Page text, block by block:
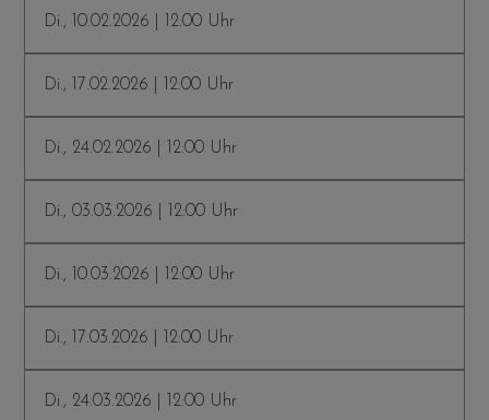
Di., 10.02.2026 | 12:00 Uhr
Di., 17.02.2026 | 12:00 Uhr
Di., 24.02.2026 | 12:00 Uhr
Di., 03.03.2026 | 12:00 Uhr
Di., 10.03.2026 | 12:00 Uhr
Di., 17.03.2026 | 12:00 Uhr
Di., 24.03.2026 | 12:00 Uhr